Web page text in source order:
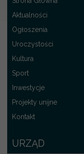
Aktualności
Ogłoszenia
Uroczystości
Kultura
Sport
Inwestycje
Projekty unijne
Kontakt
URZĄD